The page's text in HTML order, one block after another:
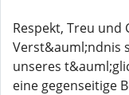
Respekt, Treu und
Verst&auml;ndnis
unseres
eine gegenseitige